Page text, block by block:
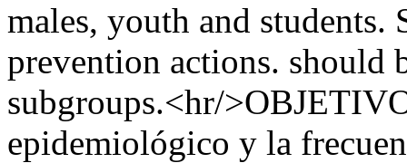
males, youth and
prevention actions. should
subgroups.<hr/
epidemiológico y la